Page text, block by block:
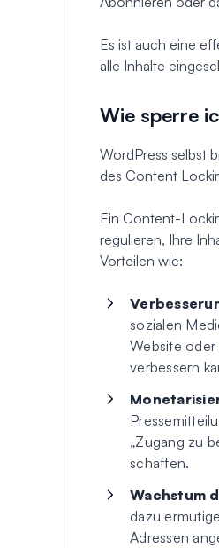
Es ist auch eine
alle Inhalte
Wie sperre
WordPress selbst
des Content
Ein Content-
regulieren, Ihre
Vorteilen wie:
sozialen
Website oder
verbessern
„Zugang zu
schaffen.
Wachstum
dazu
Adressen